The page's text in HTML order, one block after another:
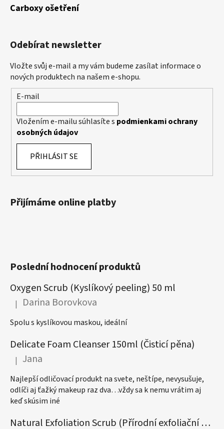
Carboxy ošetření
Odebírat newsletter
Vložte svůj e-mail a my vám budeme zasílat informace o
nových produktech na našem e-shopu.
E-mail
Vložením e-mailu súhlasíte s podmienkami ochrany
osobných údajov
PŘIHLÁSIT SE
Přijímáme online platby
Poslední hodnocení produktů
Oxygen Scrub (Kyslíkový peeling) 50 ml
Hodnocení produktu je 5 z 5 hvězdiček.
| Darina Borovkova
Spolu s kyslíkovou maskou, ideální
Delicate Foam Cleanser 150ml (Čisticí pěna)
Hodnocení produktu je 5 z 5 hvězdiček.
| Jana
Najlepší odličovací produkt na svete, neštípe, nevysušuje,
odlíči aj ťažký makeup raz dva…vždy sa k nemu vrátim aj
keď skúsim iné
Natural Exfoliation Scrub (Přírodní exfoliační peeling) 50ml